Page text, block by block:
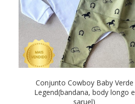
Conjunto Cowboy Baby Verde
Legend(bandana, body longo e
saruel)